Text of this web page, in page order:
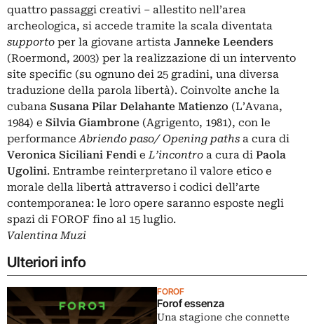
quattro passaggi creativi – allestito nell’area
archeologica, si accede tramite la scala diventata
supporto per la giovane artista Janneke Leenders
(Roermond, 2003) per la realizzazione di un intervento
site specific (su ognuno dei 25 gradini, una diversa
traduzione della parola libertà). Coinvolte anche la
cubana Susana Pilar Delahante Matienzo (L’Avana,
1984) e Silvia Giambrone (Agrigento, 1981), con le
performance Abriendo paso/ Opening paths a cura di
Veronica Siciliani Fendi eL’incontro a cura di Paola
Ugolini. Entrambe reinterpretano il valore etico e
morale della libertà attraverso i codici dell’arte
contemporanea: le loro opere saranno esposte negli
spazi di FOROF fino al 15 luglio.
Valentina Muzi
Ulteriori info
FOROF
Forof essenza
Una stagione che connette